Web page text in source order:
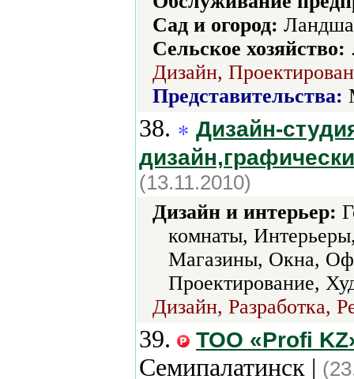
Сад и огород:
Сельское хозяйство:
Дизайн,
Представительства:
38.
Дизайн-
(13.11.2010)
Дизайн и интерьер:
комнаты,
Магазины, Окна,
Проектирование,
Дизайн, Разработка,
39. ТОО «Profi
Семипалатинск |